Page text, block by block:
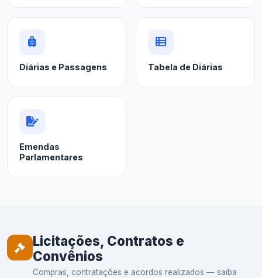
Diárias e Passagens Tabela de Diárias
Emendas
Parlamentares
Licitações, Contratos e
Convênios
Compras, contratações e acordos realizados — saiba